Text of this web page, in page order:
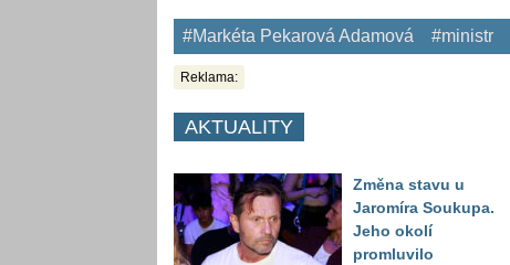
#Markéta Pekarová Adamová #ministr
Reklama:
AKTUALITY
Změna stavu u
Jaromíra Soukupa.
Jeho okolí
promluvilo